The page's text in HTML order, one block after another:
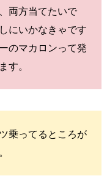
両方当てたいで
にいかなきゃです
のマカロンって発
す。
乗ってるところが